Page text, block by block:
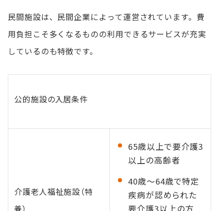
民間施設は、民間企業によって運営されています。費
用負担こそ多くなるものの利用できるサービスが充実
しているのも特徴です。
公的施設の入居条件
介護老人福祉施設（特
養）
65歳以上で要介護3
以上の高齢者
40歳～64歳で特定
疾病が認められた
要介護3以上の方